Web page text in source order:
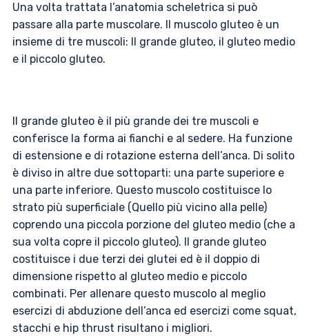
Una volta trattata l’anatomia scheletrica si può
passare alla parte muscolare. Il muscolo gluteo è un
insieme di tre muscoli: Il grande gluteo, il gluteo medio
e il piccolo gluteo.
Il grande gluteo è il più grande dei tre muscoli e
conferisce la forma ai fianchi e al sedere. Ha funzione
di estensione e di rotazione esterna dell’anca. Di solito
è diviso in altre due sottoparti: una parte superiore e
una parte inferiore. Questo muscolo costituisce lo
strato più superficiale (Quello più vicino alla pelle)
coprendo una piccola porzione del gluteo medio (che a
sua volta copre il piccolo gluteo). Il grande gluteo
costituisce i due terzi dei glutei ed è il doppio di
dimensione rispetto al gluteo medio e piccolo
combinati. Per allenare questo muscolo al meglio
esercizi di abduzione dell’anca ed esercizi come squat,
stacchi e hip thrust risultano i migliori.